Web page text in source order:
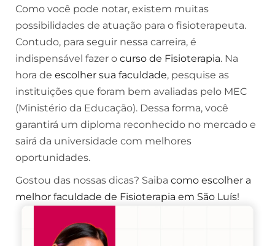
Como você pode notar, existem muitas
possibilidades de atuação para o fisioterapeuta.
Contudo, para seguir nessa carreira, é
indispensável fazer o curso de Fisioterapia. Na
hora de escolher sua faculdade, pesquise as
instituições que foram bem avaliadas pelo MEC
(Ministério da Educação). Dessa forma, você
garantirá um diploma reconhecido no mercado e
sairá da universidade com melhores
oportunidades.
Gostou das nossas dicas? Saiba como escolher a
melhor faculdade de Fisioterapia em São Luís!